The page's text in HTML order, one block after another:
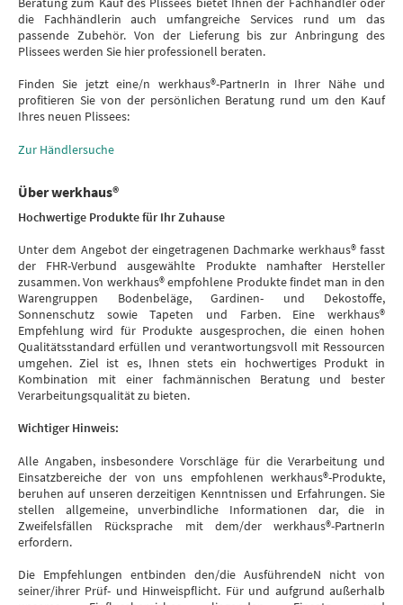
die Fachhändlerin auch umfangreiche Services rund um das
passende Zubehör. Von der Lieferung bis zur Anbringung des
Plissees werden Sie hier professionell beraten.
Finden Sie jetzt eine/n werkhaus®-PartnerIn in Ihrer Nähe und
profitieren Sie von der persönlichen Beratung rund um den Kauf
Ihres neuen Plissees:
Zur Händlersuche
Über werkhaus®
Hochwertige Produkte für Ihr Zuhause
Unter dem Angebot der eingetragenen Dachmarke werkhaus® fasst
der FHR-Verbund ausgewählte Produkte namhafter Hersteller
zusammen. Von werkhaus® empfohlene Produkte findet man in den
Warengruppen Bodenbeläge, Gardinen- und Dekostoffe,
Sonnenschutz sowie Tapeten und Farben. Eine werkhaus®
Empfehlung wird für Produkte ausgesprochen, die einen hohen
Qualitätsstandard erfüllen und verantwortungsvoll mit Ressourcen
umgehen. Ziel ist es, Ihnen stets ein hochwertiges Produkt in
Kombination mit einer fachmännischen Beratung und bester
Verarbeitungsqualität zu bieten.
Wichtiger Hinweis:
Alle Angaben, insbesondere Vorschläge für die Verarbeitung und
Einsatzbereiche der von uns empfohlenen werkhaus®-Produkte,
beruhen auf unseren derzeitigen Kenntnissen und Erfahrungen. Sie
stellen allgemeine, unverbindliche Informationen dar, die in
Zweifelsfällen Rücksprache mit dem/der werkhaus®-PartnerIn
erfordern.
Die Empfehlungen entbinden den/die AusführendeN nicht von
seiner/ihrer Prüf- und Hinweispflicht. Für und aufgrund außerhalb